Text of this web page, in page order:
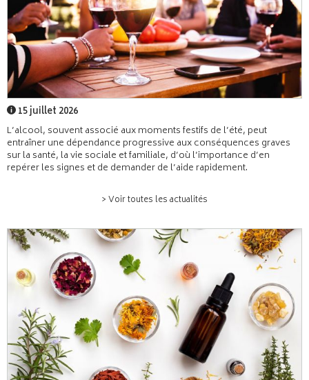
15 juillet 2026
L’alcool, souvent associé aux moments festifs de l’été, peut
entraîner une dépendance progressive aux conséquences graves
sur la santé, la vie sociale et familiale, d’où l’importance d’en
repérer les signes et de demander de l’aide rapidement.
> Voir toutes les actualités